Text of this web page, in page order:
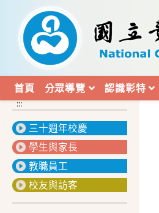
內
首頁 分眾導覽 認識彰特
:::
三十週年校慶
學生與家長
教職員工
校友與訪客